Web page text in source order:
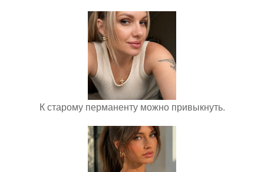
К старому перманенту можно привыкнуть.